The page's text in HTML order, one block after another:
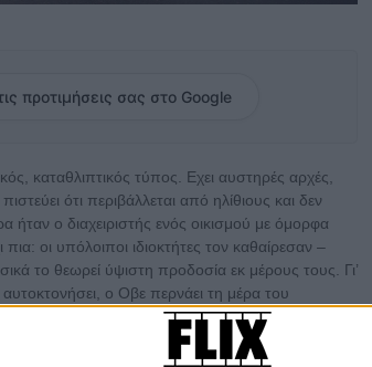
προτιμήσεις σας στο Google
καταθλιπτικός τύπος. Eχει αυστηρές αρχές,
ότι περιβάλλεται από ηλίθιους και δεν
ήταν ο διαχειριστής ενός οικισμού με όμορφα
οι υπόλοιποι ιδιοκτήτες τον καθαίρεσαν –
το θεωρεί ύψιστη προδοσία εκ μέρους τους. Γι’
ο Oβε περνάει τη μέρα του
και κάνοντάς τους συνεχώς υποδείξεις.
από την κόλαση», αλλά αυτό που κανείς
κρύβεται μια συγκινητική ιστορία.